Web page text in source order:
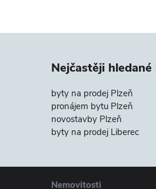
Nejčastěji
byty na prodej Plzeň
pronájem bytu Plzeň
novostavby Plzeň
byty na prodej Liberec
Nemovitosti